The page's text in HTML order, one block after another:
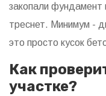
закопали фундамент
треснет. Минимум -
это просто кусок
Как
участке?